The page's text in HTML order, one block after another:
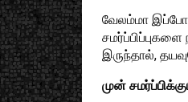
வேலம்மா
இருந்தால்,
முன்